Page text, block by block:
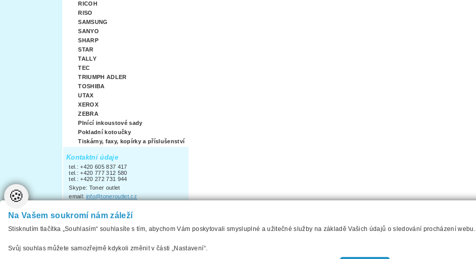
RICOH
RISO
SAMSUNG
SANYO
SHARP
STAR
TALLY
TEC
TRIUMPH ADLER
TOSHIBA
UTAX
XEROX
ZEBRA
Plnící inkoustové sady
Pokladní kotoučky
Tiskárny, faxy, kopírky a příslušenství
Kontaktní údaje
tel.: +420 605 837 417
tel.: +420 777 312 580
tel.: +420 272 731 944
Skype: Toner outlet
email:info@toneroutlet.cz
so, ne a svátky
14.00-18.00
zavřeno
🍪
Na Vašem soukromí nám záleží
Stisknutím tlačítka „Souhlasím“ souhlasíte s tím, abychom Vám poskytovali smysluplné a užitečné služby na základě Vašich údajů o sledování procházení webu.
Svůj souhlas můžete samozřejmě kdykoli změnit v části „Nastavení“.